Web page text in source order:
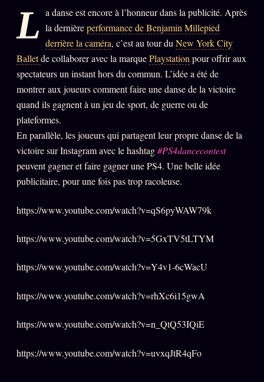
PRÉDICTIONS INFOFICTION
L'ORACLE Z/S 12 PRODUITS
Chat Oracle LIVE
Oracle z/S
Oracle Analyse
Oracle Éclair
Oracle Couples
Oracle Famille
Oracle Anniversaire
Oracle Carte du Jour
L a danse est encore à l’honneur dans la publicité. Après
la dernièreperformance de Benjamin Millepied
derrière la caméra, c’est au tour du New York City
Balletde collaborer avec la marquePlaystation pour offrir aux
spectateurs un instant hors du commun. L’idée a été de
montrer aux joueurs comment faire une danse de la victoire
quand ils gagnent à un jeu de sport, de guerre ou de
plateformes.
En parallèle, les joueurs qui partagent leur propre danse de la
victoire sur Instagram avec le hashtag#PS4dancecontest
peuvent gagner et faire gagner une PS4. Une belle idée
publicitaire, pour une fois pas trop racoleuse.
https://www.youtube.com/watch?v=qS6pyWAW79k
https://www.youtube.com/watch?v=5GxTV5tLTYM
https://www.youtube.com/watch?v=Y4v1-6cWacU
https://www.youtube.com/watch?v=rhXc6i15gwA
https://www.youtube.com/watch?v=n_QtQ53IQiE
https://www.youtube.com/watch?v=uvxqJtR4qFo